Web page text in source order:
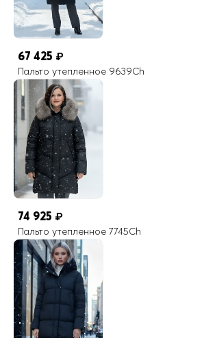
67 425 ₽
Пальто утепленное 9639Ch
74 925 ₽
Пальто утепленное 7745Ch